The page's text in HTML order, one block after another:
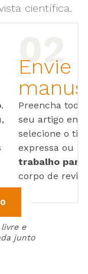
científica.
.
Envie
Preencha
seu artigo em
selecione o
expressa ou
trabalho para
corpo de
livre e
junto